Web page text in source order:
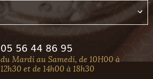
05 56 44 86 95
du Mardi au Samedi, de 10H00 à
12h30 et de 14h00 à 18h30